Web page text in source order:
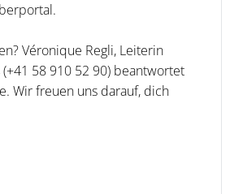
Véronique Regli, Leiterin
58 910 52 90) beantwortet
Wir freuen uns darauf, dich